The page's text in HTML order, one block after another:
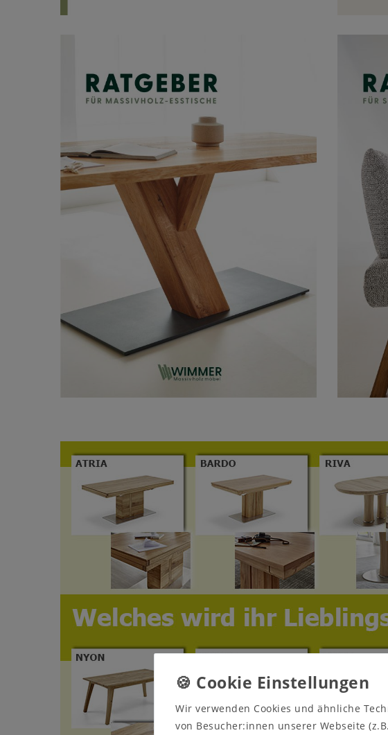
Wir verwenden Cookies und ähnliche
von Besucher:innen unserer Webseite